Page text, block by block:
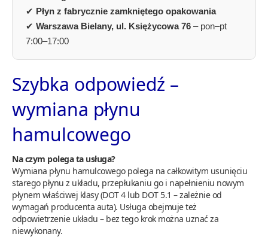
✔ Płyn z fabrycznie zamkniętego opakowania
✔ Warszawa Bielany, ul. Księżycowa 76 – pon–pt
7:00–17:00
Szybka odpowiedź –
wymiana płynu
hamulcowego
Na czym polega ta usługa?
Wymiana płynu hamulcowego polega na całkowitym usunięciu
starego płynu z układu, przepłukaniu go i napełnieniu nowym
płynem właściwej klasy (DOT 4 lub DOT 5.1 – zależnie od
wymagań producenta auta). Usługa obejmuje też
odpowietrzenie układu – bez tego krok można uznać za
niewykonany.